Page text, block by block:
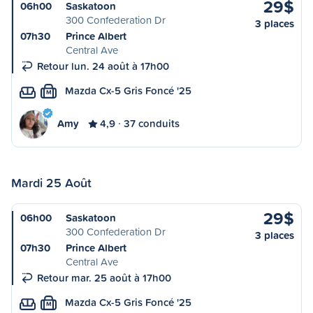
06h00
Saskatoon
300 Confederation Dr
07h30
Prince Albert
Central Ave
Retour lun. 24 août à 17h00
29$
3 places
M Mazda Cx-5 Gris Foncé '25
Amy 4,9 37 conduits
Mardi 25 Août
06h00
Saskatoon
300 Confederation Dr
07h30
Prince Albert
Central Ave
Retour mar. 25 août à 17h00
29$
3 places
M Mazda Cx-5 Gris Foncé '25